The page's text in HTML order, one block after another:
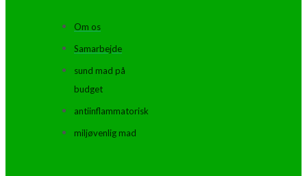
Om os
Samarbejde
sund mad på
budget
antiinflammatorisk
miljøvenlig mad